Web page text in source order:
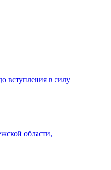
вступления в силу
области,